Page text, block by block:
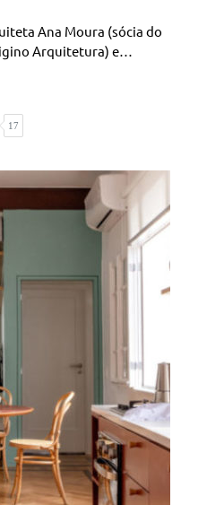
Ana Moura (sócia do
Arquitetura) e…
17